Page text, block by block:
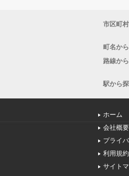
市区町
町名か
路線か
駅から
ホーム
会社概要
プライ
利用規約
サイト